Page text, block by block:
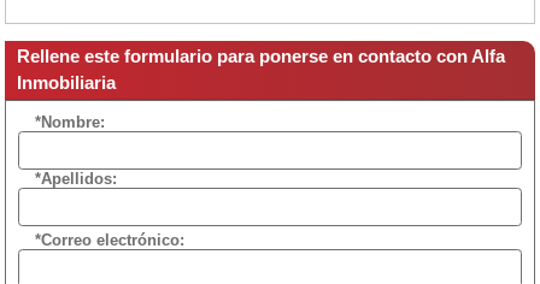
Rellene este formulario para ponerse en contacto con Alfa
Inmobiliaria
*Nombre:
*Apellidos:
*Correo electrónico: